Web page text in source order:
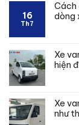
16
Th7
Cách
dòng
Xe
hiện
Xe
như